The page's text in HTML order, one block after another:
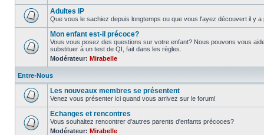
Adultes IP
Que vous le sachiez depuis longtemps ou que vous l'ayez découvert il y
Mon enfant est-il précoce?
Vous vous posez des questions sur votre enfant? Nous pouvons vous
substituer à un test de QI, fait dans les règles.
Modérateur: Mirabelle
Entre-Nous
Les nouveaux membres se présentent
Venez vous présenter ici quand vous arrivez sur le forum!
Echanges et rencontres
Vous souhaitez rencontrer d'autres parents d'enfants précoces?
Modérateur: Mirabelle